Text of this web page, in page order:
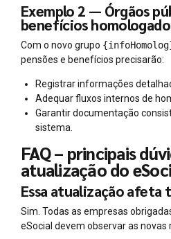
Exemplo 2 — Órgãos
benefícios
Com o novo grupo
pensões e benefícios precisarão:
Registrar informações
Adequar fluxos internos de
Garantir documentação
sistema.
FAQ – principais
atualização do
Essa atualização afeta
Sim. Todas as empresas
eSocial devem observar as novas